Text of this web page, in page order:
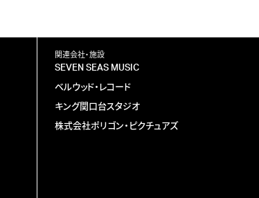
関連会社・施設
SEVEN SEAS MUSIC
ベルウッド・レコード
キング関口台スタジオ
株式会社ポリゴン・ピクチュアズ